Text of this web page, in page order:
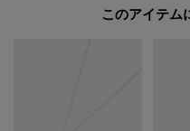
ショップリスト・連絡先はお取り
ご不明な点はココシュニック本部
このアイテム